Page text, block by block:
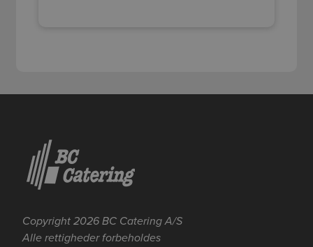
Copyright 2026 BC Catering A/S
Alle rettigheder forbeholdes